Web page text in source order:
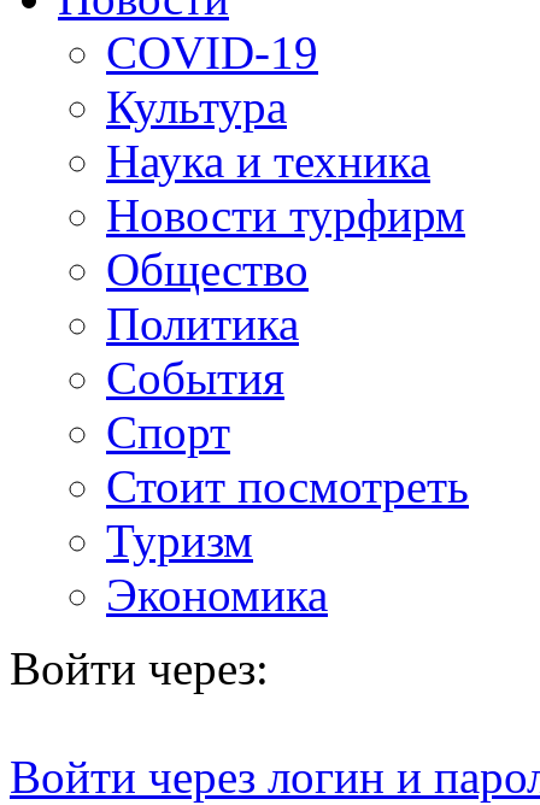
COVID-19
Культура
Наука и техника
Новости турфирм
Общество
Политика
События
Спорт
Стоит посмотреть
Туризм
Экономика
Войти через:
Войти через логин и